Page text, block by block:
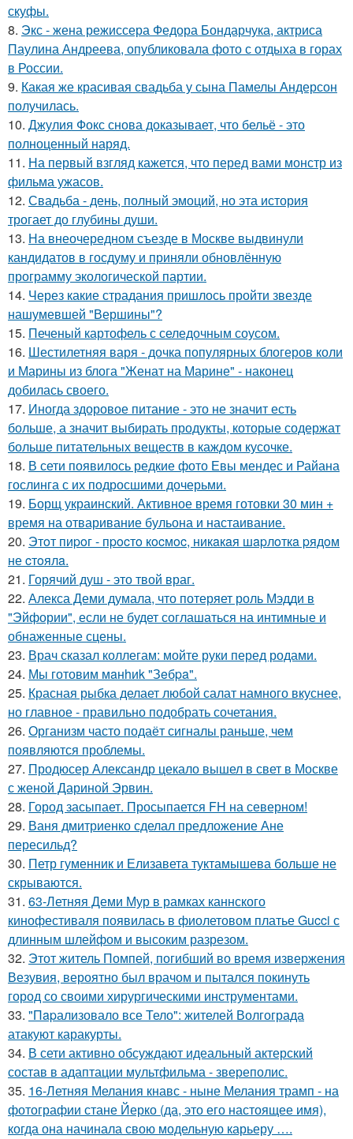
скуфы.
8. Экс - жена режиссера Федора Бондарчука, актриса
Паулина Андреева, опубликовала фото с отдыха в горах
в России.
9. Какая же красивая свадьба у сына Памелы Андерсон
получилась.
10. Джулия Фокс снова доказывает, что бельё - это
полноценный наряд.
11. На первый взгляд кажется, что перед вами монстр из
фильма ужасов.
12. Свадьба - день, полный эмоций, но эта история
трогает до глубины души.
13. На внеочередном съезде в Москве выдвинули
кандидатов в госдуму и приняли обновлённую
программу экологической партии.
14. Через какие страдания пришлось пройти звезде
нашумевшей "Вершины"?
15. Печеный картофель с селедочным соусом.
16. Шестилетняя варя - дочка популярных блогеров коли
и Марины из блога "Женат на Марине" - наконец
добилась своего.
17. Иногда здоровое питание - это не значит есть
больше, а значит выбирать продукты, которые содержат
больше питательных веществ в каждом кусочке.
18. В сети появилось редкие фото Евы мендес и Райана
гослинга с их подросшими дочерьми.
19. Борщ украинский. Активное время готовки 30 мин +
время на отваривание бульона и настаивание.
20. Этoт пиpoг - пpocтo кocмoc, никaкaя шapлoткa pядoм
не cтoялa.
21. Горячий душ - это твой враг.
22. Алекса Деми думала, что потеряет роль Мэдди в
"Эйфории", если не будет соглашаться на интимные и
обнаженные сцены.
23. Врач сказал коллегам: мойте руки перед родами.
24. Мы готовим мaнhиk "Зeбpa".
25. Красная рыбка делает любой салат намного вкуснее,
но главное - правильно подобрать сочетания.
26. Организм часто подаёт сигналы раньше, чем
появляются проблемы.
27. Продюсер Александр цекало вышел в свет в Москве
с женой Дариной Эрвин.
28. Город засыпает. Просыпается FH на северном!
29. Ваня дмитриенко сделал предложение Ане
пересильд?
30. Петр гуменник и Елизавета туктамышева больше не
скрываются.
31. 63-Летняя Деми Мур в рамках каннского
кинофестиваля появилась в фиолетовом платье Gucci с
длинным шлейфом и высоким разрезом.
32. Этот житель Помпей, погибший во время извержения
Везувия, вероятно был врачом и пытался покинуть
город со своими хирургическими инструментами.
33. "Пapализовало все Тело": жителей Волгограда
атакуют каракурты.
34. В сети активно обсуждают идеальный актерский
состав в адаптации мультфильма - звереполис.
35. 16-Летняя Мелания кнавс - ныне Мелания трамп - на
фотографии стане Йерко (да, это его настоящее имя),
когда она начинала свою модельную карьеру ….